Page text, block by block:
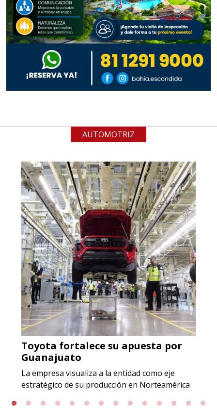
Empresa en Jalisco
Requiere:
ALAMBRE DE INCONEL
Especificaciones:
Requisitos: Garantizar composición
química y origen adecuados
(especialmente para grafito) y
Empresa en Jalisco
Requiere:
ACERO INOXIDABLE
Especificaciones:
Incluyendo grado 304. Requisitos:
Garantizar composición química y
origen adecuados (especialmente
para grafito) y contar con sistemas
de calidad y gestión ambiental.
Aplicar al Requerimiento
Empresa en Jalisco
Requiere:
GRAFITO LAMINADO EN
ROLLO
AUTOMOTRIZ
Toyota fortalece su apuesta por
Guanajuato
La empresa visualiza a la entidad como eje
estratégico de su producción en Norteamérica